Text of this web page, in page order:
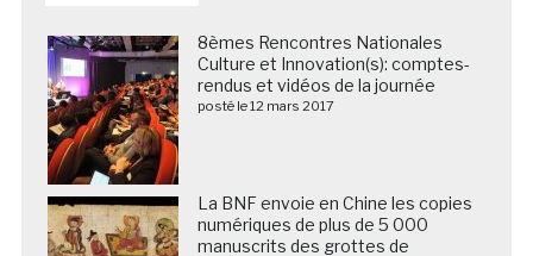
8èmes Rencontres Nationales
Culture et Innovation(s): comptes-
rendus et vidéos de la journée
posté le 12 mars 2017
La BNF envoie en Chine les copies
numériques de plus de 5 000
manuscrits des grottes de